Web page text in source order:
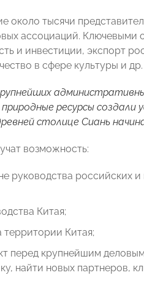
тысячи
ассоциаций.
и инвестиции, экспорт
в сфере культуры и др.
ресурсы создали
столице Сиань
возможность:
руководства российских
Китая;
территории Китая;
перед крупнейшим
найти новых партнеров,